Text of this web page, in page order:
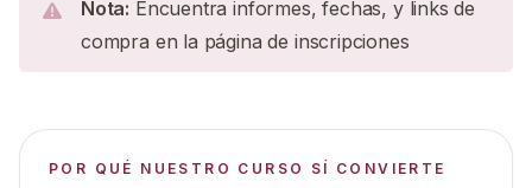
Nota: Encuentra informes, fechas, y links de
compra en la página de inscripciones
POR QUÉ NUESTRO CURSO SÍ CONVIERTE